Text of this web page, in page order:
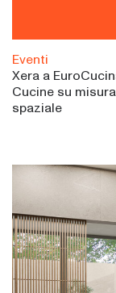
Eventi
Xera a
Cucine su
spaziale